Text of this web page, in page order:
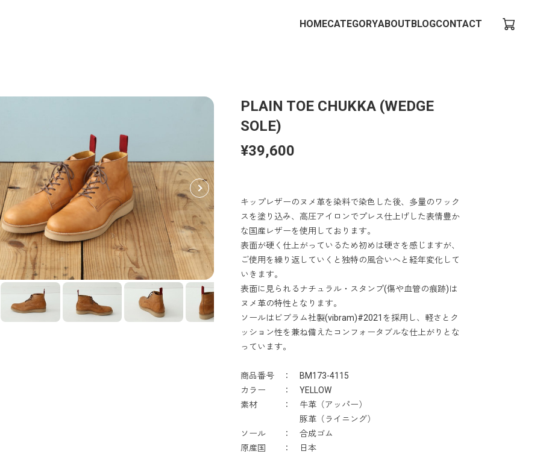
HOMECATEGORYABOUTBLOGCONTACT
PLAIN TOE CHUKKA (WEDGE
SOLE)
¥39,600
キップレザーのヌメ革を染料で染色した後、多量のワック
スを塗り込み、高圧アイロンでプレス仕上げした表情豊か
な国産レザーを使用しております。
表面が硬く仕上がっているため初めは硬さを感じますが、
ご使用を繰り返していくと独特の風合いへと経年変化して
いきます。
表面に見られるナチュラル・スタンプ(傷や血管の痕跡)は
ヌメ革の特性となります。
ソールはビブラム社製(vibram)#2021を採用し、軽さとク
ッション性を兼ね備えたコンフォータブルな仕上がりとな
っています。
商品番号 ： BM173-4115
カラー ： YELLOW
素材 ： 牛革（アッパー）
豚革（ライニング）
ソール ： 合成ゴム
原産国 ： 日本